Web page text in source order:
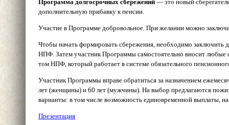
Программа долгосрочных сбережений — это новый
дополнительную прибавку к пенсии.
Участие в Программе добровольное. При желании можно
Чтобы начать формировать сбережения, необходимо
НПФ. Затем участник Программы самостоятельно вносит любые
том НПФ, который работает в системе обязательного
Участник Программы вправе обратиться за назначением
лет (женщины) и 60 лет (мужчины). На выбор предлагаются
варианты: в том числе возможность единовременной выплаты,
Презентация